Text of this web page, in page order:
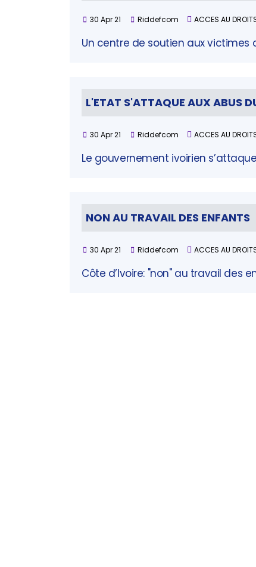
30 Apr 21 Riddefcom ACCES AU
Un centre de soutien aux victimes
L'ETAT S'ATTAQUE AUX ABUS
30 Apr 21 Riddefcom ACCES AU
Le gouvernement ivoirien
NON AU TRAVAIL DES ENFANTS
30 Apr 21 Riddefcom ACCES AU
Côte d’Ivoire: "non" au travail des